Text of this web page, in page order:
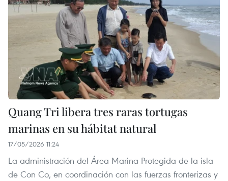
Quang Tri libera tres raras tortugas
marinas en su hábitat natural
17/05/2026 11:24
La administración del Área Marina Protegida de la isla
de Con Co, en coordinación con las fuerzas fronterizas y